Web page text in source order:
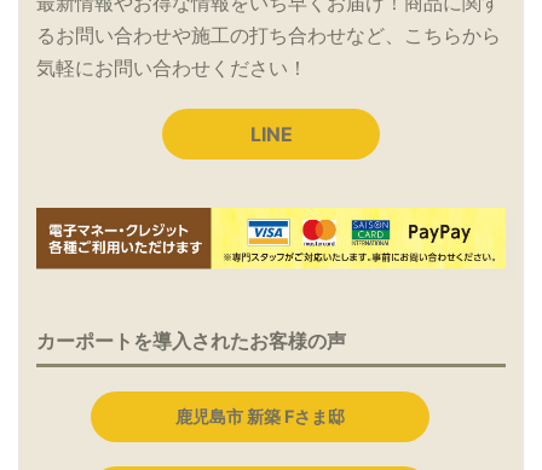
るお問い合わせや施工の打ち合わせなど、こちらから
気軽にお問い合わせください！
LINE
カーポートを導入されたお客様の声
鹿児島市 新築 Fさま邸